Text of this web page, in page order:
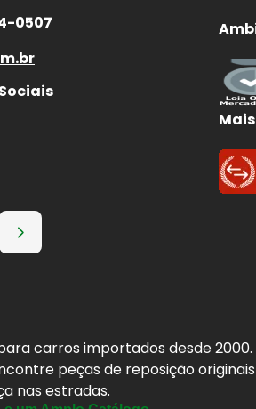
0507
carros importados desde
peças de reposição
nas estradas.